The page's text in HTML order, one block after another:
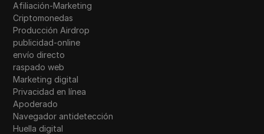
WeChat
Western Union
WhatsApp Business
Deseo
Yahoo Gemini
YouTube
Afiliación-Marketing
Criptomonedas
Producción Airdrop
publicidad-online
envío directo
raspado web
Marketing digital
Privacidad en línea
Apoderado
Navegador antidetección
Huella digital